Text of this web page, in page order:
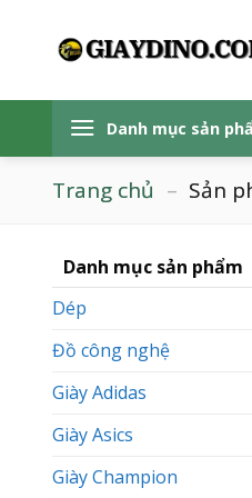
dung
Danh mục sản
Trang chủ – Sản
Danh mục sản phẩm
Dép
Đồ công nghệ
Giày Adidas
Giày Asics
Giày Champion